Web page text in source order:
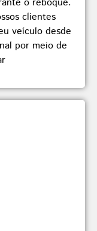
clientes
veículo desde
por meio de